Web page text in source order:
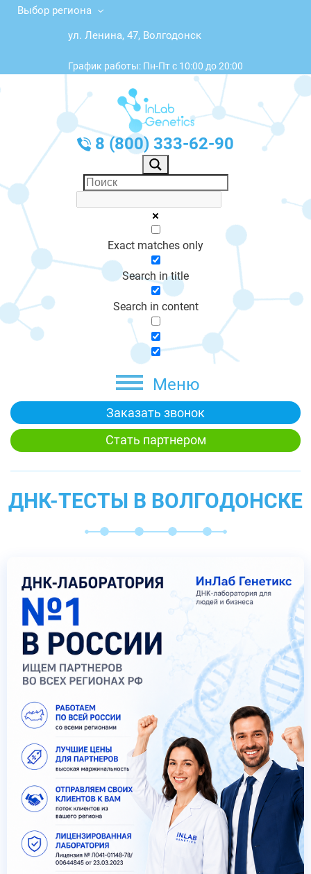
Выбор региона
ул. Ленина, 47, Волгодонск
График работы: Пн-Пт с 10:00 до 20:00
8 (800) 333-62-90
Exact matches only
Search in title
Search in content
Меню
Заказать звонок
Стать партнером
ДНК-ТЕСТЫ В ВОЛГОДОНСКЕ